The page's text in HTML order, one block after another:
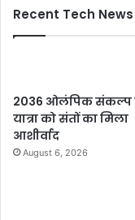
Recent Tech News
2036 ओलंपिक संकल्प
यात्रा को संतों का मिला
आशीर्वाद
August 6, 2026